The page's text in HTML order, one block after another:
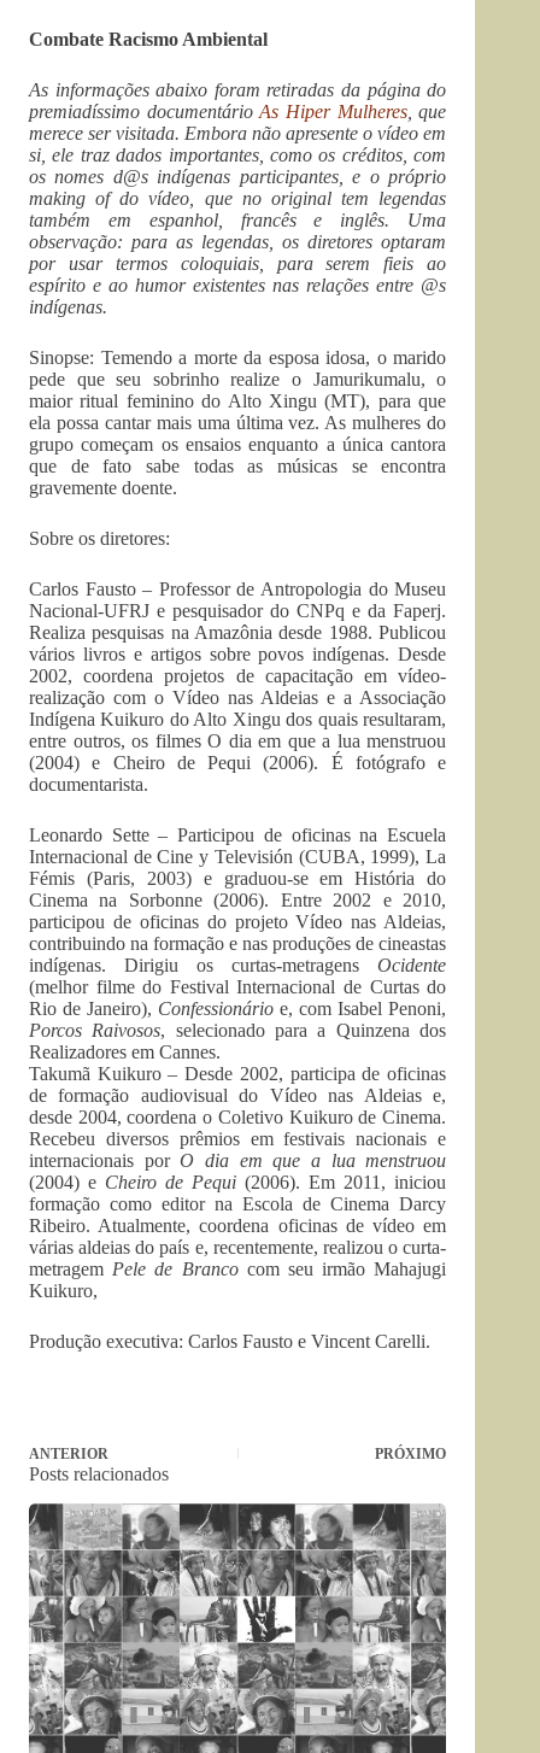
Combate Racismo Ambiental
As informações abaixo foram retiradas da página do
premiadíssimo documentárioAs Hiper Mulheres, que
merece ser visitada. Embora não apresente o vídeo em
si, ele traz dados importantes, como os créditos, com
os nomes d@s indígenas participantes, e o próprio
making of do vídeo, que no original tem legendas
também em espanhol, francês e inglês. Uma
observação: para as legendas, os diretores optaram
por usar termos coloquiais, para serem fieis ao
espírito e ao humor existentes nas relações entre @s
indígenas.
Sinopse: Temendo a morte da esposa idosa, o marido
pede que seu sobrinho realize o Jamurikumalu, o
maior ritual feminino do Alto Xingu (MT), para que
ela possa cantar mais uma última vez. As mulheres do
grupo começam os ensaios enquanto a única cantora
que de fato sabe todas as músicas se encontra
gravemente doente.
Sobre os diretores:
Carlos Fausto – Professor de Antropologia do Museu
Nacional-UFRJ e pesquisador do CNPq e da Faperj.
Realiza pesquisas na Amazônia desde 1988. Publicou
vários livros e artigos sobre povos indígenas. Desde
2002, coordena projetos de capacitação em vídeo-
realização com o Vídeo nas Aldeias e a Associação
Indígena Kuikuro do Alto Xingu dos quais resultaram,
entre outros, os filmes O dia em que a lua menstruou
(2004) e Cheiro de Pequi (2006). É fotógrafo e
documentarista.
Leonardo Sette – Participou de oficinas na Escuela
Internacional de Cine y Televisión (CUBA, 1999), La
Fémis (Paris, 2003) e graduou-se em História do
Cinema na Sorbonne (2006). Entre 2002 e 2010,
participou de oficinas do projeto Vídeo nas Aldeias,
contribuindo na formação e nas produções de cineastas
indígenas. Dirigiu os curtas-metragensOcidente
(melhor filme do Festival Internacional de Curtas do
Rio de Janeiro), Confessionário e, com Isabel Penoni,
Porcos Raivosos, selecionado para a Quinzena dos
Realizadores em Cannes.
Takumã Kuikuro – Desde 2002, participa de oficinas
de formação audiovisual do Vídeo nas Aldeias e,
desde 2004, coordena o Coletivo Kuikuro de Cinema.
Recebeu diversos prêmios em festivais nacionais e
internacionais porO dia em que a lua menstruou
(2004) e Cheiro de Pequi (2006). Em 2011, iniciou
formação como editor na Escola de Cinema Darcy
Ribeiro. Atualmente, coordena oficinas de vídeo em
várias aldeias do país e, recentemente, realizou o curta-
metragem Pele de Brancocom seu irmão Mahajugi
Kuikuro,
Produção executiva: Carlos Fausto e Vincent Carelli.
ANTERIOR PRÓXIMO
Posts relacionados